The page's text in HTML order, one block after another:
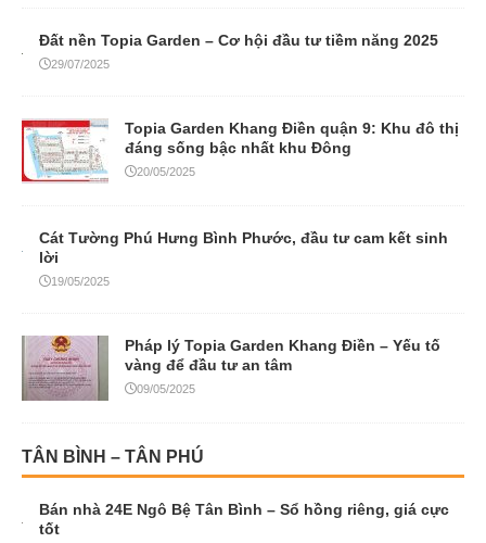
Đất nền Topia Garden – Cơ hội đầu tư tiềm năng 2025
29/07/2025
Topia Garden Khang Điền quận 9: Khu đô thị
đáng sống bậc nhất khu Đông
20/05/2025
Cát Tường Phú Hưng Bình Phước, đầu tư cam kết sinh
lời
19/05/2025
Pháp lý Topia Garden Khang Điền – Yếu tố
vàng để đầu tư an tâm
09/05/2025
TÂN BÌNH – TÂN PHÚ
Bán nhà 24E Ngô Bệ Tân Bình – Sổ hồng riêng, giá cực
tốt